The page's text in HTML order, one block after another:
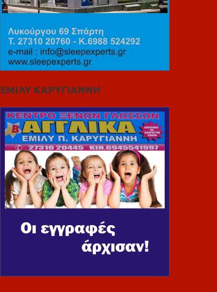
ΕΜΙΛΥ ΚΑΡΥΓΙΑΝΝΗ